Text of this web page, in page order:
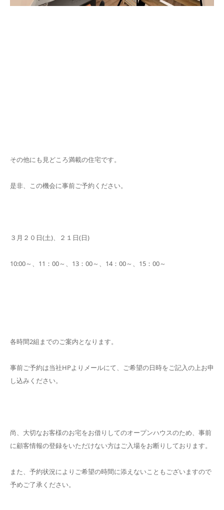
その他にも見どころ満載の住宅です。
是非、この機会に事前ご予約ください。
３月２０日(土)、２１日(日)
10:00～、11：00～、13：00～、14：00～、15：00～
各時間2組までのご案内となります。
事前ご予約は当社HPよりメールにて、ご希望の日時をご記入の上お申
し込みください。
尚、大切なお客様のお宅をお借りしてのオープンハウスのため、事前
に顧客情報の登録をいただけない方はご入場をお断りしております。
また、予約状況によりご希望の時間に添えないこともございますので
予めご了承ください。